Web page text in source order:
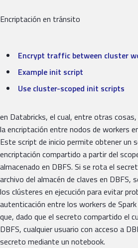
Encriptación en tránsito
Encrypt traffic between cluster
Example init script
Use cluster-scoped init scripts
en Databricks, el cual, entre otras
la encriptación entre nodos de workers
Este script de inicio permite obtener un
encriptación compartido a partir del
almacenado en DBFS. Si se rota el
archivo del almacén de claves en DBFS,
los clústeres en ejecución para evitar
autenticación entre los workers de Spark
que, dado que el secreto compartido el
DBFS, cualquier usuario con acceso a
secreto mediante un notebook.